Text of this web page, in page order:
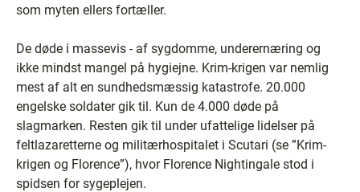
som myten ellers fortæller.
De døde i massevis - af sygdomme, underernæring og
ikke mindst mangel på hygiejne. Krim-krigen var nemlig
mest af alt en sundhedsmæssig katastrofe. 20.000
engelske soldater gik til. Kun de 4.000 døde på
slagmarken. Resten gik til under ufattelige lidelser på
feltlazaretterne og militærhospitalet i Scutari (se ”Krim-
krigen og Florence”), hvor Florence Nightingale stod i
spidsen for sygeplejen.